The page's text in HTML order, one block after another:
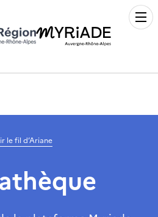
le fil d’Ariane